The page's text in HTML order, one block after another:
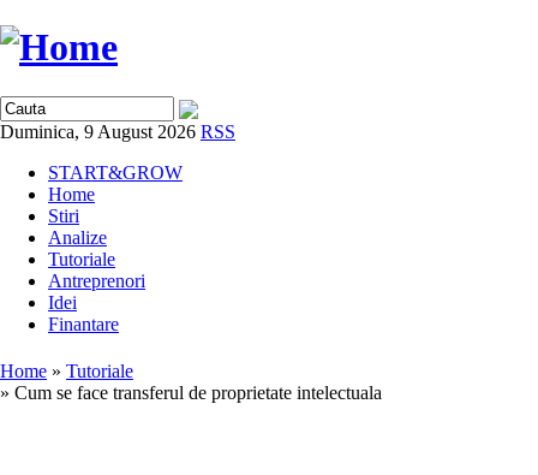
Duminica, 9 August 2026 RSS
START&GROW
Home
Stiri
Analize
Tutoriale
Antreprenori
Idei
Finantare
Home » Tutoriale
» Cum se face transferul de proprietate intelectuala